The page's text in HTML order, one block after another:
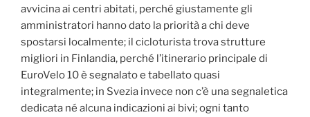
avvicina ai centri abitati, perché giustamente gli
amministratori hanno dato la priorità a chi deve
spostarsi localmente; il cicloturista trova strutture
migliori in Finlandia, perché l’itinerario principale di
EuroVelo 10 è segnalato e tabellato quasi
integralmente; in Svezia invece non c’è una segnaletica
dedicata né alcuna indicazioni ai bivi; ogni tanto